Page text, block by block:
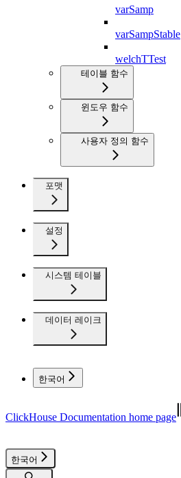
varSamp
varSampStable
welchTTest
테이블 함수
윈도우 함수
사용자 정의 함수
포맷
설정
시스템 테이블
데이터 레이크
한국어
ClickHouse Documentation home page
한국어